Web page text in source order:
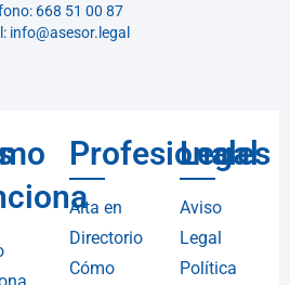
668 51 00 87
info@asesor.legal
Profesionales
Alta en
Directorio
Cómo
Legal
Aviso
Legal
Política